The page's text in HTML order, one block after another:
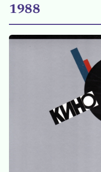
1988